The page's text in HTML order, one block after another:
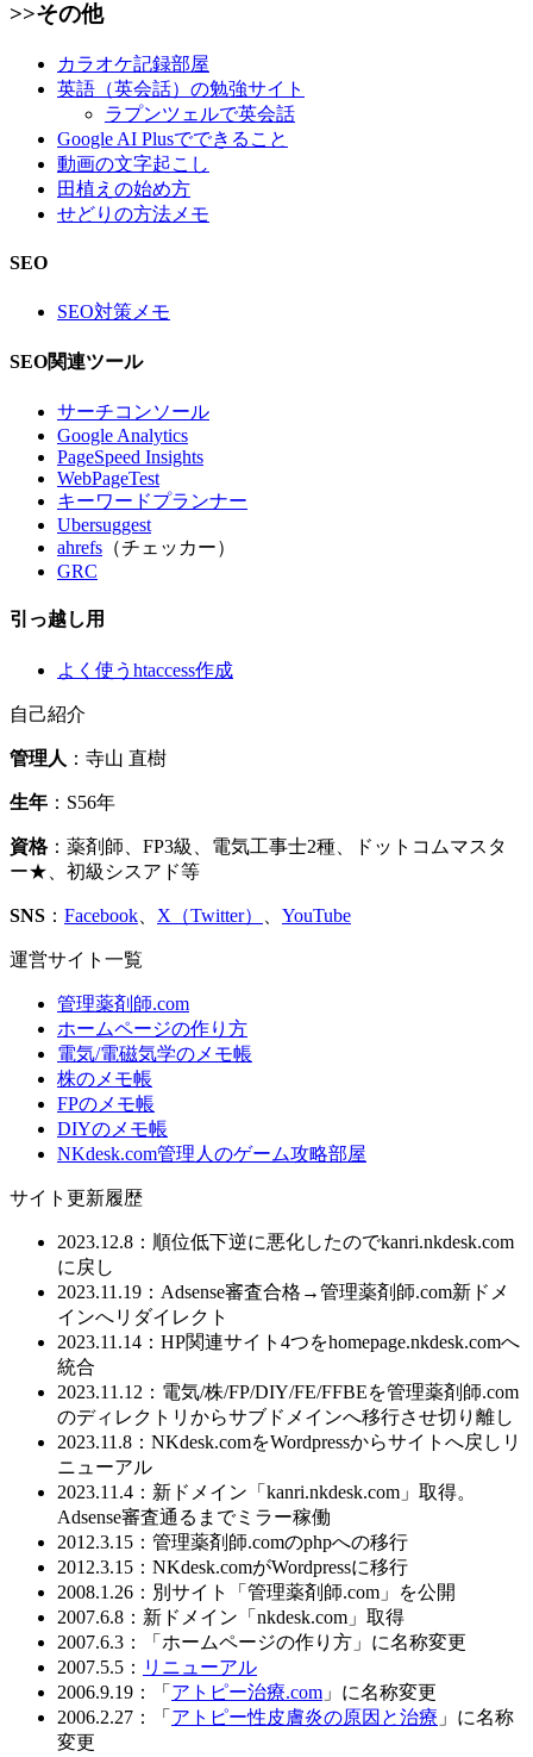
>>その他
カラオケ記録部屋
英語（英会話）の勉強サイト
ラプンツェルで英会話
Google AI Plusでできること
動画の文字起こし
田植えの始め方
せどりの方法メモ
SEO
SEO対策メモ
SEO関連ツール
サーチコンソール
Google Analytics
PageSpeed Insights
WebPageTest
キーワードプランナー
Ubersuggest
ahrefs （チェッカー）
GRC
引っ越し用
よく使うhtaccess作成
自己紹介
管理人 ：寺山 直樹
生年 ：S56年
資格：薬剤師、FP3級、電気工事士2種、ドットコムマスタ
ー★、初級シスアド等
SNS ： Facebook X（Twitter） YouTube
運営サイト一覧
管理薬剤師.com
ホームページの作り方
電気/電磁気学のメモ帳
株のメモ帳
FPのメモ帳
DIYのメモ帳
NKdesk.com管理人のゲーム攻略部屋
サイト更新履歴
2023.12.8：順位低下逆に悪化したのでkanri.nkdesk.com
に戻し
2023.11.19：Adsense審査合格→管理薬剤師.com新ドメ
インへリダイレクト
2023.11.14：HP関連サイト4つをhomepage.nkdesk.comへ
統合
2023.11.12：電気/株/FP/DIY/FE/FFBEを管理薬剤師.com
のディレクトリからサブドメインへ移行させ切り離し
2023.11.8：NKdesk.comをWordpressからサイトへ戻しリ
ニューアル
2023.11.4：新ドメイン「kanri.nkdesk.com」取得。
Adsense審査通るまでミラー稼働
2012.3.15：管理薬剤師.comのphpへの移行
2012.3.15：NKdesk.comがWordpressに移行
2008.1.26：別サイト「管理薬剤師.com」を公開
2007.6.8：新ドメイン「nkdesk.com」取得
2007.6.3：「ホームページの作り方」に名称変更
2007.5.5： リニューアル
2006.9.19：「 アトピー治療.com 」に名称変更
2006.2.27：「 アトピー性皮膚炎の原因と治療 」に名称
変更